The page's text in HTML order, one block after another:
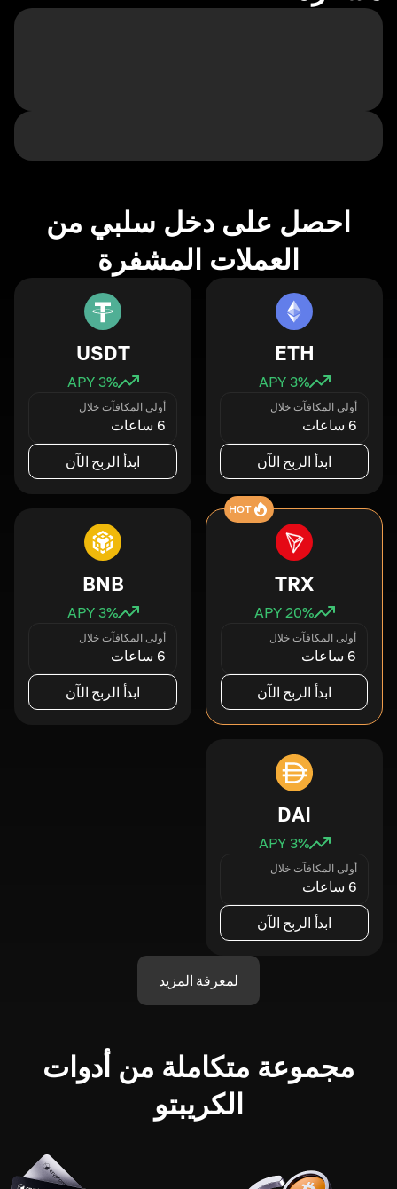
احصل على دخل سلبي من
العملات المشفرة
ETH
3% APY
أولى المكافآت خلال
6 ساعات
ابدأ الربح الآن
USDT
3% APY
أولى المكافآت خلال
6 ساعات
ابدأ الربح الآن
HOT
TRX
20% APY
أولى المكافآت خلال
6 ساعات
ابدأ الربح الآن
BNB
3% APY
أولى المكافآت خلال
6 ساعات
ابدأ الربح الآن
DAI
3% APY
أولى المكافآت خلال
6 ساعات
ابدأ الربح الآن
لمعرفة المزيد
مجموعة متكاملة من أدوات
الكريبتو